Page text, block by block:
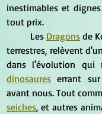
inestimables et
tout prix.
	Les
Dragons de
terrestres, relèvent
dinosaures errant
avant nous. Tout
seiches, et autres